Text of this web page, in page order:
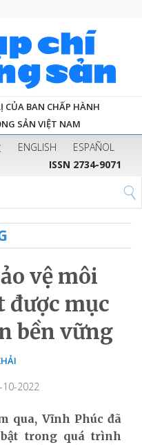
CỦA BAN CHẤP HÀNH
SẢN VIỆT NAM
ENGLISH
ESPAÑOL
ISSN 2734-9071
vệ môi
được mục
bền vững
10-2022
qua, Vĩnh Phúc đã
trong quá trình